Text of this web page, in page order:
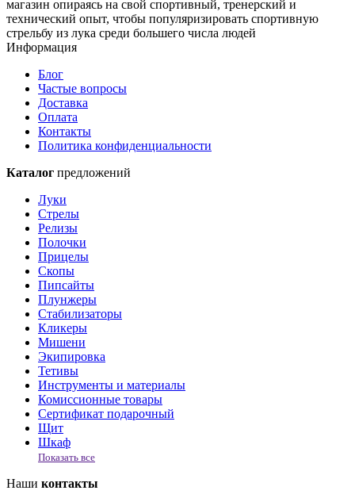
магазин опираясь на свой спортивный, тренерский и
технический опыт, чтобы популяризировать спортивную
стрельбу из лука среди большего числа людей
Информация
Блог
Частые вопросы
Доставка
Оплата
Контакты
Политика конфиденциальности
Каталог предложений
Луки
Стрелы
Релизы
Полочки
Прицелы
Скопы
Пипсайты
Плунжеры
Стабилизаторы
Кликеры
Мишени
Экипировка
Тетивы
Инструменты и материалы
Комиссионные товары
Сертификат подарочный
Щит
Шкаф
Показать все
Наши контакты